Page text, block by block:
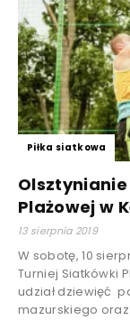
Piłka siatkowa
Olsztynianie
Plażowej w
13 sierpnia 2019
W sobotę, 10
Turniej Siatkówki
udział dziewięć
mazurskiego